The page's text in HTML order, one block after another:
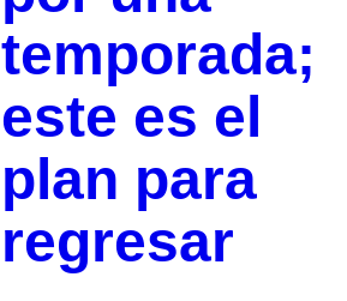
temporada;
este es el
plan para
regresar